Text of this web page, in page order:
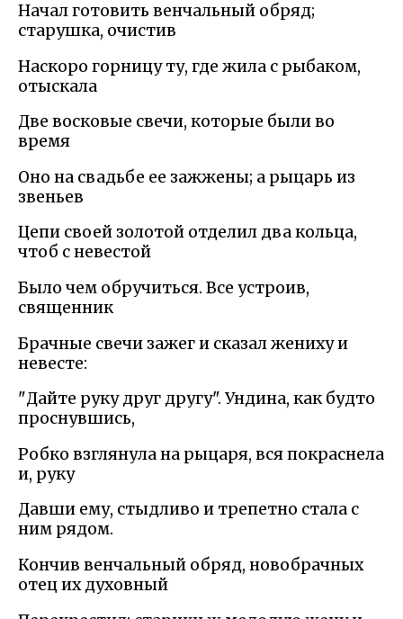
Начал готовить венчальный обряд;
старушка, очистив
Наскоро горницу ту, где жила с рыбаком,
отыскала
Две восковые свечи, которые были во
время
Оно на свадьбе ее зажжены; а рыцарь из
звеньев
Цепи своей золотой отделил два кольца,
чтоб с невестой
Было чем обручиться. Все устроив,
священник
Брачные свечи зажег и сказал жениху и
невесте:
"Дайте руку друг другу". Ундина, как будто
проснувшись,
Робко взглянула на рыцаря, вся покраснела
и, руку
Давши ему, стыдливо и трепетно стала с
ним рядом.
Кончив венчальный обряд, новобрачных
отец их духовный